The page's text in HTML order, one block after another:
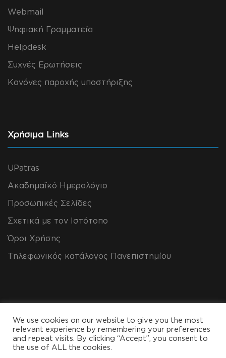
Webmail
Ψηφιακή Γραμματεία
Helpdesk
Συχνές Ερωτήσεις
Κανόνες παροχής υποστήριξης
Χρήσιμα Links
UPatras
Ακαδημαϊκό Ημερολόγιο
Προσωπικές Σελίδες
Σχετικά με τον Ιστότοπο
Όροι Χρήσης
Τηλεφωνικός κατάλογος Πανεπιστημίου
Copyright All Rights Reserved 2024, CEID
We use cookies on our website to give you the most
relevant experience by remembering your preferences
and repeat visits. By clicking “Accept”, you consent to
the use of ALL the cookies.